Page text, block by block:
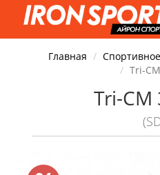
Главная
Tri-
Tri-CM